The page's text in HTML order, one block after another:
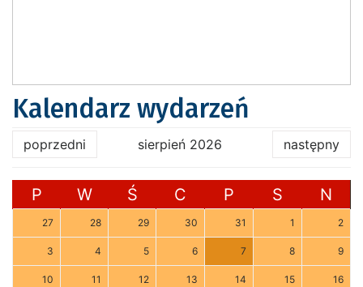
Kalendarz wydarzeń
poprzedni sierpień 2026 następny
P W Ś C P S N
27 28 29 30 31 1 2
3 4 5 6 7 8 9
10 11 12 13 14 15 16